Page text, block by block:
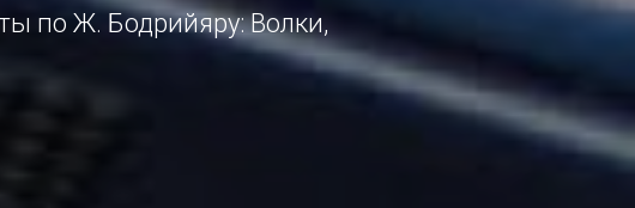
по Ж. Бодрийяру: Волки,